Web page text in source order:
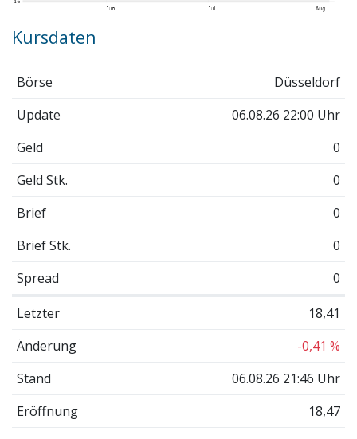
Kursdaten
Börse
Düsseldorf
Update
06.08.26 22:00 Uhr
Geld
0
Geld Stk.
0
Brief
0
Brief Stk.
0
Spread
0
Letzter
18,41
Änderung
-0,41 %
Stand
06.08.26 21:46 Uhr
Eröffnung
18,47